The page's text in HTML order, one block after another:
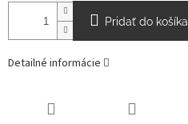
Pridať do košíka
Detailné informácie